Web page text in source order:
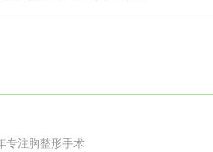
专注胸整形手术